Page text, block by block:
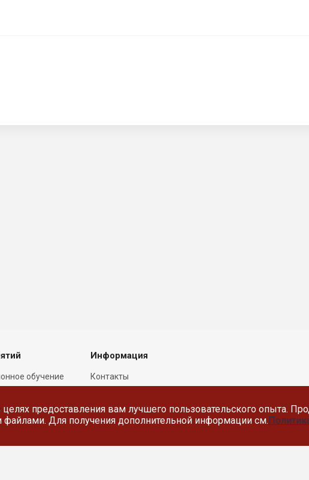
предоставления вам лучшего пользовательского опыта.
файлами. Для получения дополнительной информации см.
обучение
Информация
Контакты
Политика в отношении
обработки персональных